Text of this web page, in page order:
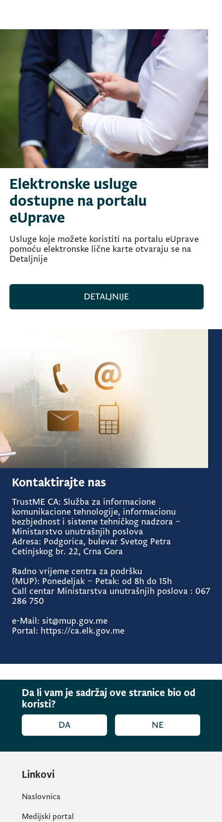
Elektronske usluge
dostupne na portalu
eUprave
Usluge koje možete koristiti na portalu eUprave
pomoću elektronske lične karte otvaraju se na
Detaljnije
DETALJNIJE
Kontaktirajte nas
TrustME CA: Služba za informacione
komunikacione tehnologije, informacionu
bezbjednost i sisteme tehničkog nadzora –
Ministarstvo unutrašnjih poslova
Adresa: Podgorica, bulevar Svetog Petra
Cetinjskog br. 22, Crna Gora
Radno vrijeme centra za podršku
(MUP): Ponedeljak – Petak: od 8h do 15h
Call centar Ministarstva unutrašnjih poslova : 067
286 750
e-Mail: sit@mup.gov.me
Portal: https://ca.elk.gov.me
Da li vam je sadržaj ove stranice bio od
koristi?
DA NE
Linkovi
Naslovnica
Medijski portal